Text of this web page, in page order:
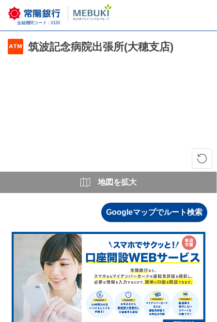
金融機関コード：0130
筑波記念病院出張所(大穂支店)
地図を拡大
Googleマップでルート検索